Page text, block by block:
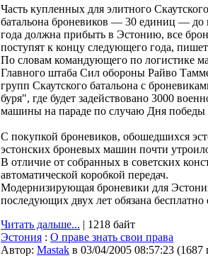
Часть купленных для элитного Скаутского
батальона броневиков — 30 единиц — до
года должна прибыть в Эстонию, все
поступят к концу следующего года, пишет
По словам командующего по логистике
Главного штаба Сил обороны Райво
групп Скаутского батальона с
буря", где будет задействовано 3000
машины на параде по случаю Дня победы
С покупкой броневиков, обошедшихся
эстонских броневых машин почти
В отличие от собранных в советских
автоматической коробкой передач.
Модернизирующая броневики для
последующих двух лет обязана
Читать дальше... | 1218 байт
Эстония : О праве знать свои права
Автор: Мastak в 03/04/2005 08:57:23 (1687